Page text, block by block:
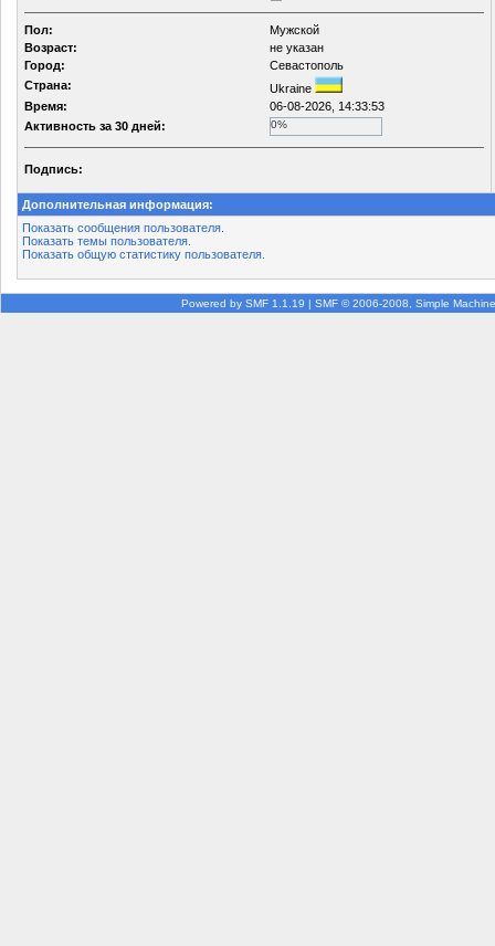
Пол:
Мужской
Возраст:
не указан
Город:
Севастополь
Страна:
Ukraine
Время:
06-08-2026, 14:33:53
Активность за 30 дней:
0%
Подпись:
Дополнительная информация:
Показать сообщения пользователя.
Показать темы пользователя.
Показать общую статистику пользователя.
Powered by SMF 1.1.19 | SMF © 2006-2008, Simple